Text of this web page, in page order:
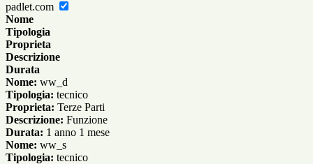
padlet.com
Nome
Tipologia
Proprieta
Descrizione
Durata
Nome: ww_d
Tipologia: tecnico
Proprieta: Terze Parti
Descrizione: Funzione
Durata: 1 anno 1 mese
Nome: ww_s
Tipologia: tecnico